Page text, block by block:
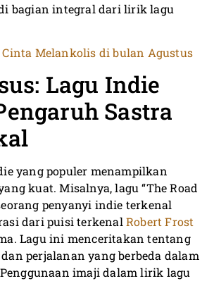
bagian integral dari lirik lagu
Melankolis di bulan Agustus
Lagu Indie
Sastra
yang populer menampilkan
kuat. Misalnya, lagu “The Road
penyanyi indie terkenal
dari puisi terkenalRobert Frost
Lagu ini menceritakan tentang
perjalanan yang berbeda dalam
imaji dalam lirik lagu